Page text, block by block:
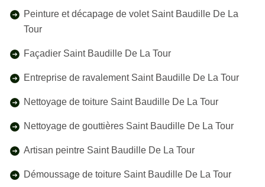
Peinture et décapage de volet Saint Baudille De La
Tour
Façadier Saint Baudille De La Tour
Entreprise de ravalement Saint Baudille De La Tour
Nettoyage de toiture Saint Baudille De La Tour
Nettoyage de gouttières Saint Baudille De La Tour
Artisan peintre Saint Baudille De La Tour
Démoussage de toiture Saint Baudille De La Tour